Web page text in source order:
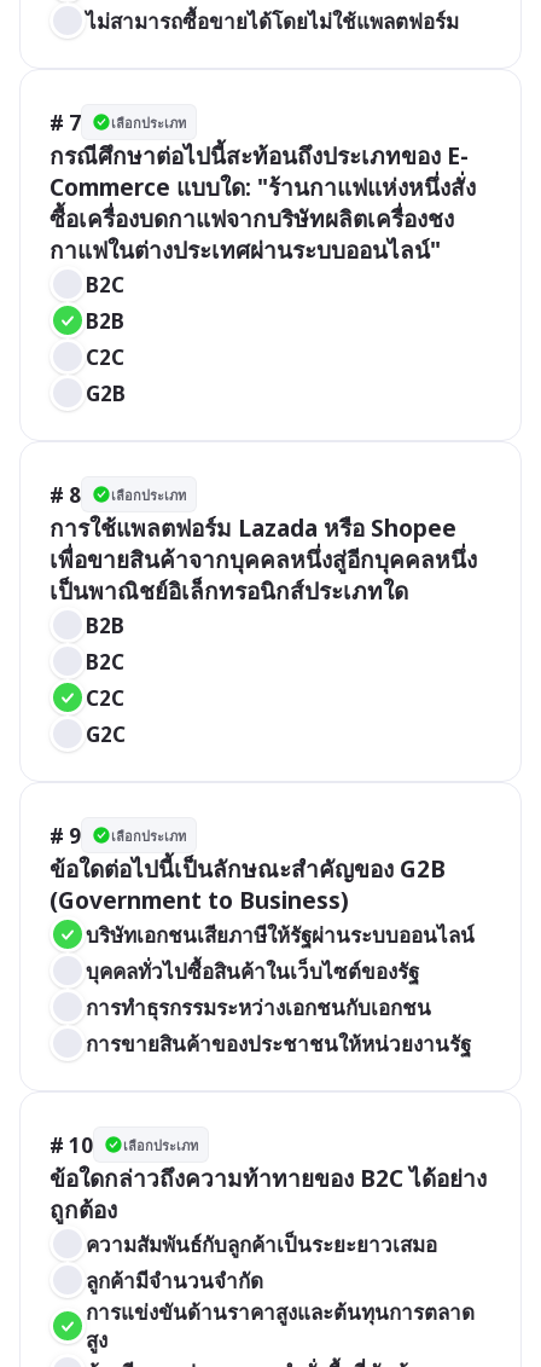
ไม่สามารถซื้อขายได้โดยไม่ใช้แพลตฟอร์ม
# 7 เลือกประเภท
กรณีศึกษาต่อไปนี้สะท้อนถึงประเภทของ E-
Commerce แบบใด: "ร้านกาแฟแห่งหนึ่งสั่ง
ซื้อเครื่องบดกาแฟจากบริษัทผลิตเครื่องชง
กาแฟในต่างประเทศผ่านระบบออนไลน์"
B2C
B2B
C2C
G2B
# 8 เลือกประเภท
การใช้แพลตฟอร์ม Lazada หรือ Shopee
เพื่อขายสินค้าจากบุคคลหนึ่งสู่อีกบุคคลหนึ่ง
เป็นพาณิชย์อิเล็กทรอนิกส์ประเภทใด
B2B
B2C
C2C
G2C
# 9 เลือกประเภท
ข้อใดต่อไปนี้เป็นลักษณะสำคัญของ G2B
(Government to Business)
บริษัทเอกชนเสียภาษีให้รัฐผ่านระบบออนไลน์
บุคคลทั่วไปซื้อสินค้าในเว็บไซต์ของรัฐ
การทำธุรกรรมระหว่างเอกชนกับเอกชน
การขายสินค้าของประชาชนให้หน่วยงานรัฐ
# 10 เลือกประเภท
ข้อใดกล่าวถึงความท้าทายของ B2C ได้อย่าง
ถูกต้อง
ความสัมพันธ์กับลูกค้าเป็นระยะยาวเสมอ
ลูกค้ามีจำนวนจำกัด
การแข่งขันด้านราคาสูงและต้นทุนการตลาด
สูง